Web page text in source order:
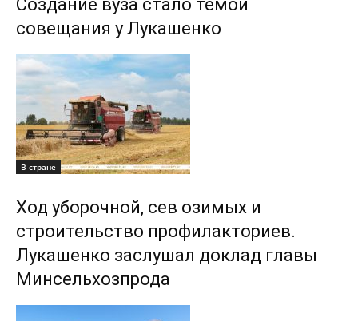
Создание вуза стало темой
совещания у Лукашенко
В стране
Ход уборочной, сев озимых и
строительство профилакториев.
Лукашенко заслушал доклад главы
Минсельхозпрода